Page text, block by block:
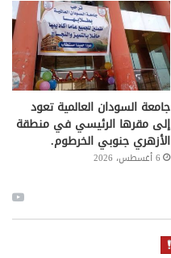
جامعة السودان العالمية تعود
إلى مقرها الرئيسي في منطقة
الأزهري جنوبي الخرطوم.
6 أغسطس، 2026